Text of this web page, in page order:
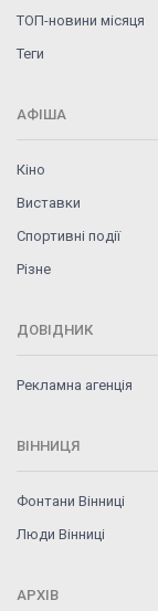
ТОП-новини місяця
Теги
АФІША
Кіно
Виставки
Спортивні події
Різне
ДОВІДНИК
Рекламна агенція
ВІННИЦЯ
Фонтани Вінниці
Люди Вінниці
АРХІВ